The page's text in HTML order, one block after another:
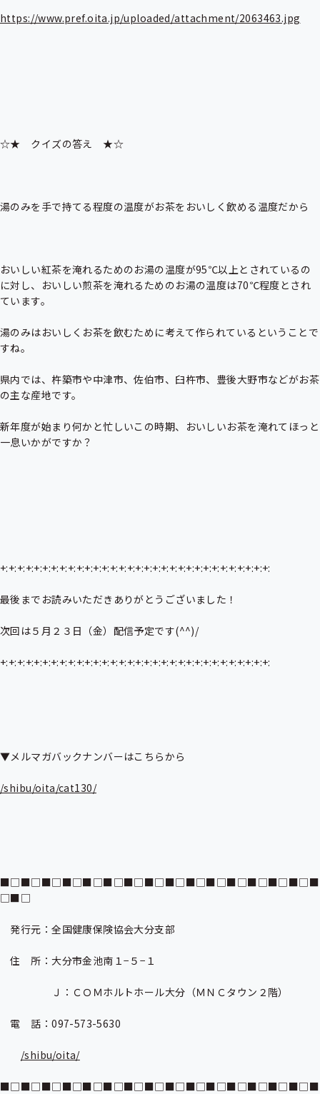
https://www.pref.oita.jp/uploaded/attachment/2063463.jpg
☆★　クイズの答え　★☆
湯のみを手で持てる程度の温度がお茶をおいしく飲める温度だから
おいしい紅茶を淹れるためのお湯の温度が95℃以上とされているの
に対し、おいしい煎茶を淹れるためのお湯の温度は70℃程度とされ
ています。
湯のみはおいしくお茶を飲むために考えて作られているということで
すね。
県内では、杵築市や中津市、佐伯市、臼杵市、豊後大野市などがお茶
の主な産地です。
新年度が始まり何かと忙しいこの時期、おいしいお茶を淹れてほっと
一息いかがですか？
+:+:+:+:+:+:+:+:+:+:+:+:+:+:+:+:+:+:+:+:+:+:+:+:+:+:+:+:+:+:+:+:
最後までお読みいただきありがとうございました！
次回は５月２３日（金）配信予定です(^^)/
+:+:+:+:+:+:+:+:+:+:+:+:+:+:+:+:+:+:+:+:+:+:+:+:+:+:+:+:+:+:+:+:
▼メルマガバックナンバーはこちらから
/shibu/oita/cat130/
■□■□■□■□■□■□■□■□■□■□■□■□■□■□■□■
□■□
発行元：全国健康保険協会大分支部
住　所：大分市金池南１−５−１
Ｊ：ＣＯＭホルトホール大分（ＭＮＣタウン２階）
電　話：097-573-5630
/shibu/oita/
■□■□■□■□■□■□■□■□■□■□■□■□■□■□■□■